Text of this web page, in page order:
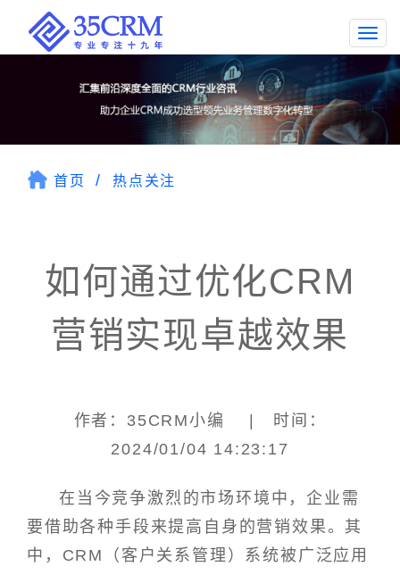
首页 热点关注
如何通过优化CRM
营销实现卓越效果
作者：35CRM小编 | 时间：
2024/01/04 14:23:17
在当今竞争激烈的市场环境中，企业需
要借助各种手段来提高自身的营销效果。其
中，CRM（客户关系管理）系统被广泛应用